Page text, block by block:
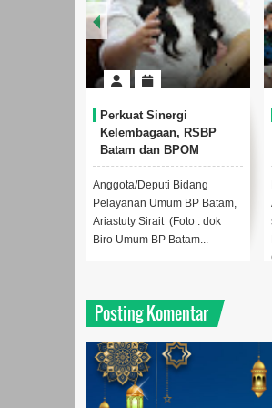
BP Batam Perkuat
Pembinaan Talenta Muda
Lewat Batam Prime
International Grassroot
Football Festival 2026
Kepala BP Batam, Amsakar
Achmad menyampaikan
sambutannya saat membuka
Batam Prime International
Posting Komentar